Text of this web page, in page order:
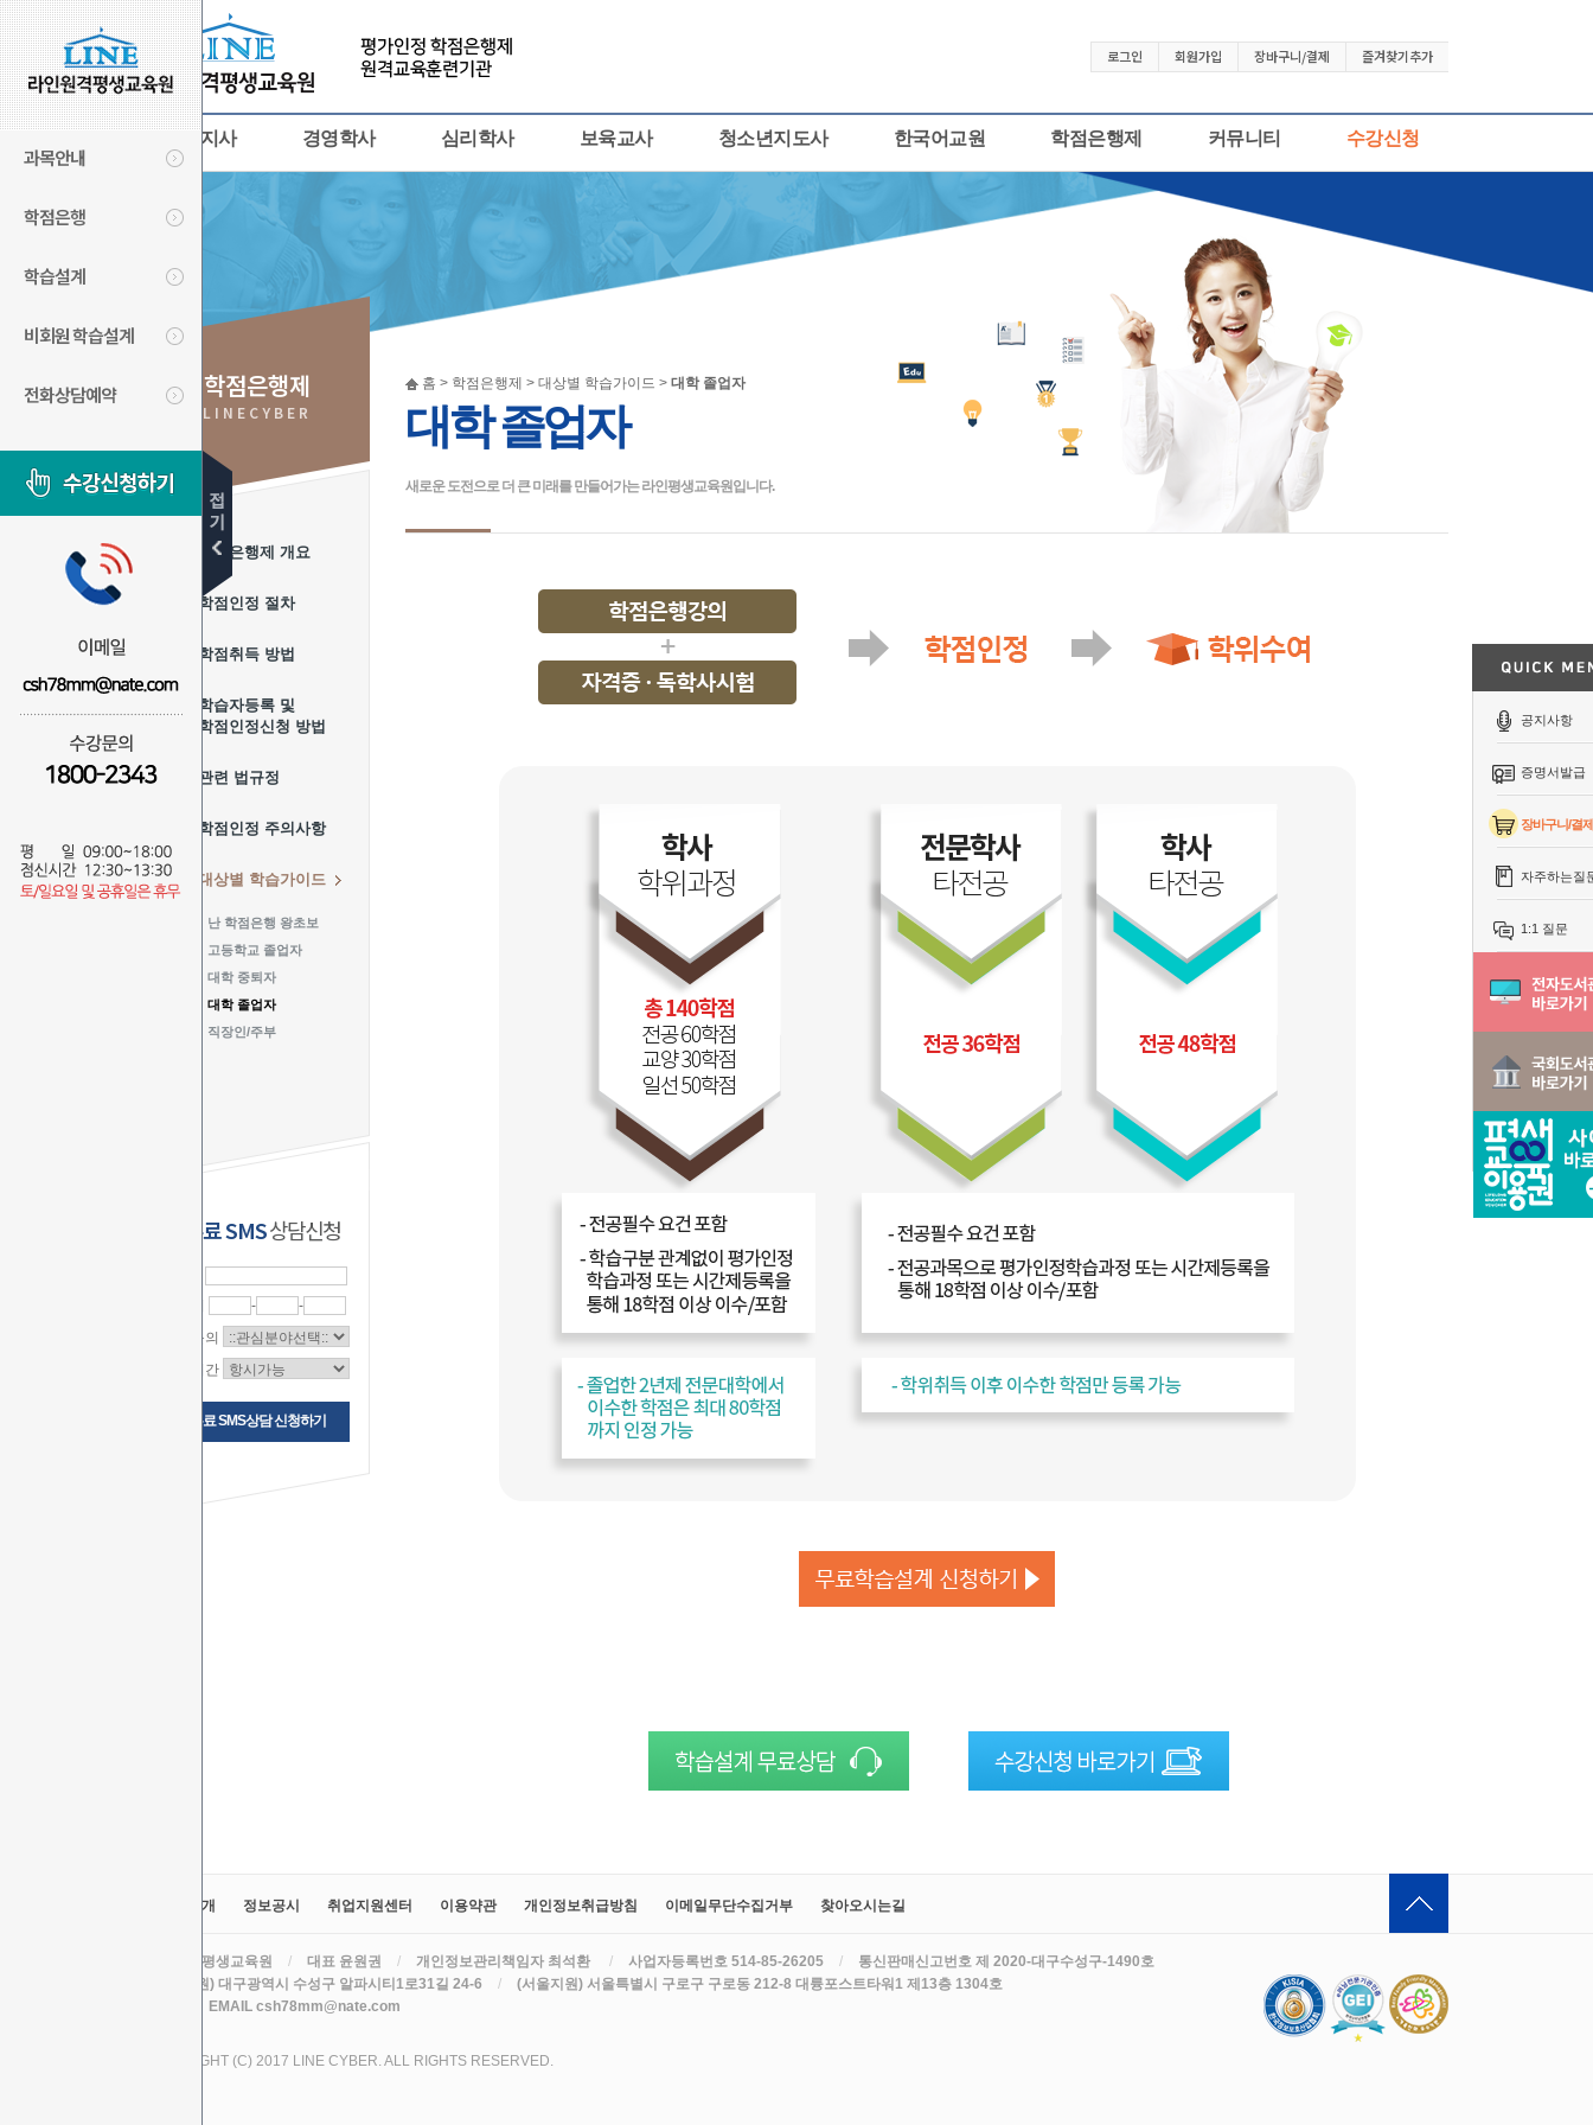
과목안내
학점은행
학습설계
비회원 학습설계
전화상담예약
공지사항
증명서발급
장바구니/결제
자주하는질
1:1 질문
로그인 회원가입 장바구니/결제 즐겨찾기추가
사회복지사 경영학사 심리학사 보육교사 청소년지도사 한국어교원 학점은행제 커뮤니티 수강신청
학점은행제
LINECYBER
학점은행제 개요
학점인정 절차
학점취득 방법
학습자등록 및
학점인정신청 방법
관련 법규정
학점인정 주의사항
대상별 학습가이드
난 학점은행 왕초보
고등학교 졸업자
대학 중퇴자
대학 졸업자
직장인/주부
무료 SMS상담신청
-
-
상담문의
상담시간
무료 SMS상담 신청하기
홈 > 학점은행제 > 대상별 학습가이드 > 대학 졸업자
대학 졸업자
새로운 도전으로 더 큰 미래를 만들어가는 라인평생교육원입니다.
교육원소개 정보공시 취업지원센터 이용약관 개인정보취급방침 이메일무단수집거부 찾아오시는길
라인원격평생교육원 / 대표 윤원권 / 개인정보관리책임자 최석환 / 사업자등록번호 514-85-26205 /
통신판매신고번호 제 2020-대구수성구-1490호
주소 (본원) 대구광역시 수성구 알파시티1로31길 24-6
/
(서울지원) 서울특별시 구로구 구로동 212-8 대륭포스트타워1 제13층 1304호
EMAIL csh78mm@nate.com
COPYRIGHT (C) 2017 LINE CYBER. ALL RIGHTS RESERVED.